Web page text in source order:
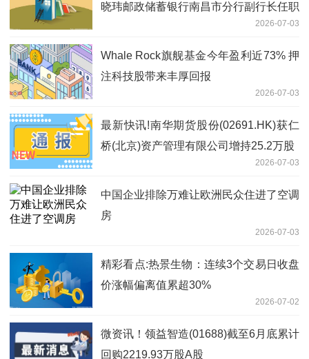
晓玮邮政储蓄银行南昌市分行副行长任职
2026-07-03
Whale Rock旗舰基金今年盈利近73% 押
注科技股带来丰厚回报
2026-07-03
最新快讯!南华期货股份(02691.HK)获仁
桥(北京)资产管理有限公司增持25.2万股
2026-07-03
中国企业排除万难让欧洲民众住进了空调
房
2026-07-03
精彩看点:热景生物：连续3个交易日收盘
价涨幅偏离值累超30%
2026-07-02
微资讯！领益智造(01688)截至6月底累计
回购2219.93万股A股